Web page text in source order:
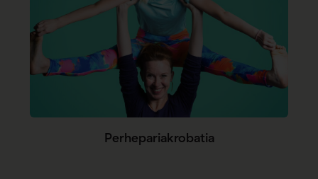
Perhepariakrobatia